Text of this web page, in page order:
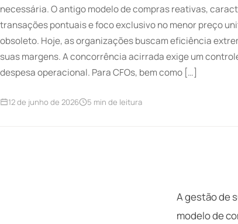
necessária. O antigo modelo de compras reativas,
transações pontuais e foco exclusivo no menor preço
obsoleto. Hoje, as organizações buscam eficiência
suas margens. A concorrência acirrada exige um
despesa operacional. Para CFOs, bem como […]
12 de junho de 2026 5 min de leitura
A gestão de
modelo de